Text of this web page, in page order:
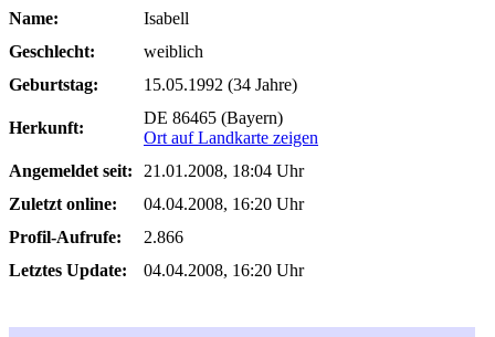
Name:
Isabell
Geschlecht:
weiblich
Geburtstag:
15.05.1992 (34 Jahre)
Herkunft:
DE 86465 (Bayern)
Ort auf Landkarte zeigen
Angemeldet seit:
21.01.2008, 18:04 Uhr
Zuletzt online:
04.04.2008, 16:20 Uhr
Profil-Aufrufe:
2.866
Letztes Update:
04.04.2008, 16:20 Uhr